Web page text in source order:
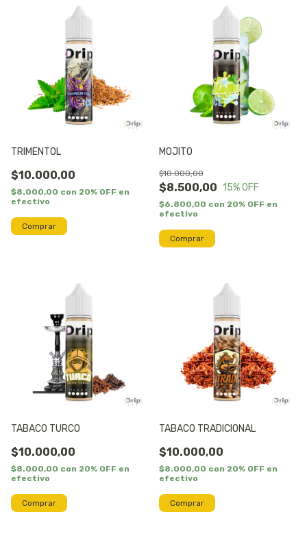
TRIMENTOL
$10.000,00
$8.000,00 con 20% OFF en
efectivo
Comprar
MOJITO
$8.500,00
$10.000,00
15% OFF
$6.800,00 con 20% OFF en
efectivo
Comprar
TABACO TURCO
$10.000,00
$8.000,00 con 20% OFF en
efectivo
Comprar
TABACO TRADICIONAL
$10.000,00
$8.000,00 con 20% OFF en
efectivo
Comprar